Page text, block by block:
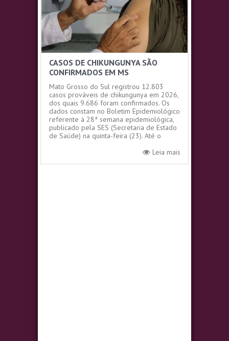
CASOS DE CHIKUNGUNYA SÃO
CONFIRMADOS EM MS
Mato Grosso do Sul registrou 12.803
casos prováveis de chikungunya em 2026,
dos quais 9.686 foram confirmados. Os
dados constam no Boletim Epidemiológico
referente à 28ª semana epidemiológica,
publicado pela SES (Secretaria de Estado
de Saúde) na quinta-feira (23). Até o
Leia mais